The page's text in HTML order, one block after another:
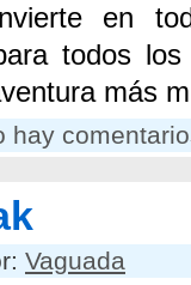
en
todos
más
hay
Vaguada